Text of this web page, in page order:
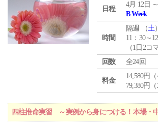
日程
4月 12日
B Week
時間
隔週 （土）
11：30～
（1日2コマ
回数
全24回
料金
14,580円
79,380円
四柱推命実習 ～実例から身につける！本場・